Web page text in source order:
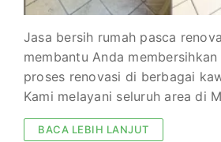
Jasa bersih rumah pasca
membantu Anda
proses renovasi di berbagai
Kami melayani seluruh area di
BACA LEBIH LANJUT